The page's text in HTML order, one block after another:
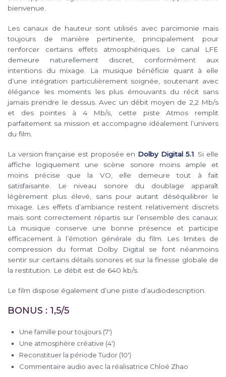
bienvenue.
Les canaux de hauteur sont utilisés avec parcimonie mais
toujours de manière pertinente, principalement pour
renforcer certains effets atmosphériques. Le canal LFE
demeure naturellement discret, conformément aux
intentions du mixage. La musique bénéficie quant à elle
d’une intégration particulièrement soignée, soutenant avec
élégance les moments les plus émouvants du récit sans
jamais prendre le dessus. Avec un débit moyen de 2,2 Mb/s
et des pointes à 4 Mb/s, cette piste Atmos remplit
parfaitement sa mission et accompagne idéalement l’univers
du film.
La version française est proposée en Dolby Digital 5.1 . Si elle
affiche logiquement une scène sonore moins ample et
moins précise que la VO, elle demeure tout à fait
satisfaisante. Le niveau sonore du doublage apparaît
légèrement plus élevé, sans pour autant déséquilibrer le
mixage. Les effets d’ambiance restent relativement discrets
mais sont correctement répartis sur l’ensemble des canaux.
La musique conserve une bonne présence et participe
efficacement à l’émotion générale du film. Les limites de
compression du format Dolby Digital se font néanmoins
sentir sur certains détails sonores et sur la finesse globale de
la restitution. Le débit est de 640 kb/s.
Le film dispose également d’une piste d’audiodescription.
BONUS : 1,5/5
Une famille pour toujours (7′)
Une atmosphère créative (4′)
Reconstituer la période Tudor (10′)
Commentaire audio avec la réalisatrice Chloé Zhao